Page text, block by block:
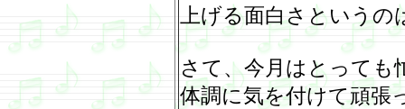
上げる面白さという
さて、今月はとっても
体調に気を付けて頑張